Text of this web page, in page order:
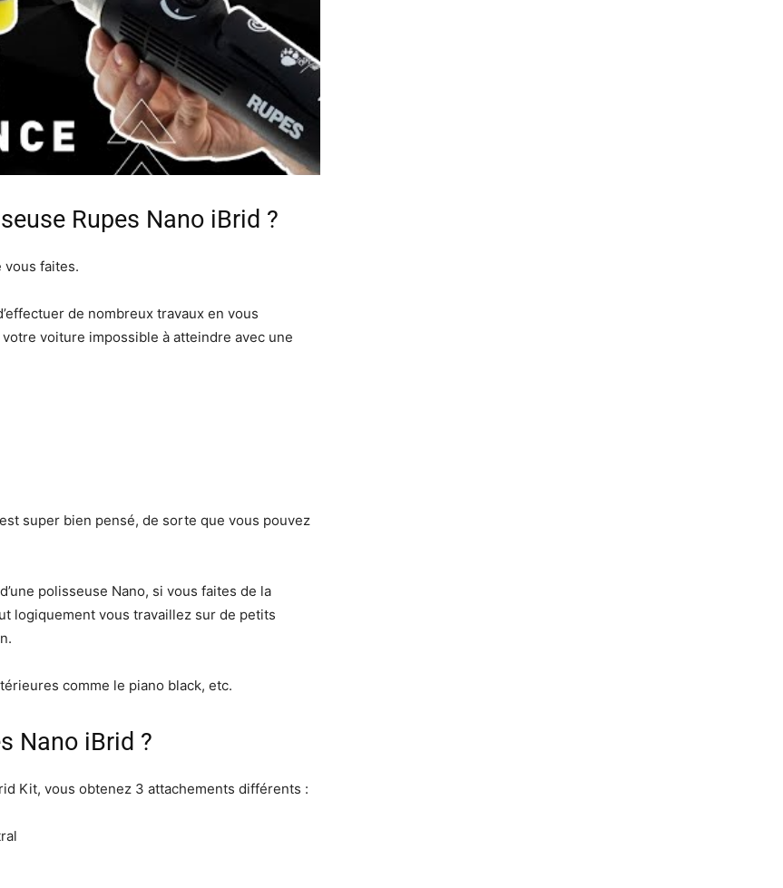
Rupes Nano iBrid ?
vous faites.
de nombreux travaux en vous
voiture impossible à atteindre avec une
super bien pensé, de sorte que vous pouvez
polisseuse Nano, si vous faites de la
logiquement vous travaillez sur de petits
comme le piano black, etc.
Nano iBrid ?
Kit, vous obtenez 3 attachements différents :